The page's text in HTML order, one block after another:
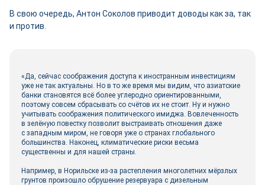
В свою очередь, Антон Соколов приводит доводы как за, так
и против.
«Да, сейчас соображения доступа к иностранным инвестициям
уже не так актуальны. Но в то же время мы видим, что азиатские
банки становятся всё более углеродно ориентированными,
поэтому совсем сбрасывать со счётов их не стоит. Ну и нужно
учитывать соображения политического имиджа. Вовлеченность
в зелёную повестку позволит выстраивать отношения даже
с западным миром, не говоря уже о странах глобального
большинства. Наконец, климатические риски весьма
существенны и для нашей страны.
Например, в Норильске из-за растепления многолетних мёрзлых
грунтов произошло обрушение резервуара с дизельным